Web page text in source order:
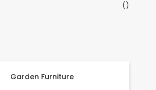
Garden Furniture